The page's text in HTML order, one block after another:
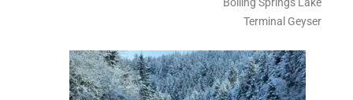
Terminal Geyser